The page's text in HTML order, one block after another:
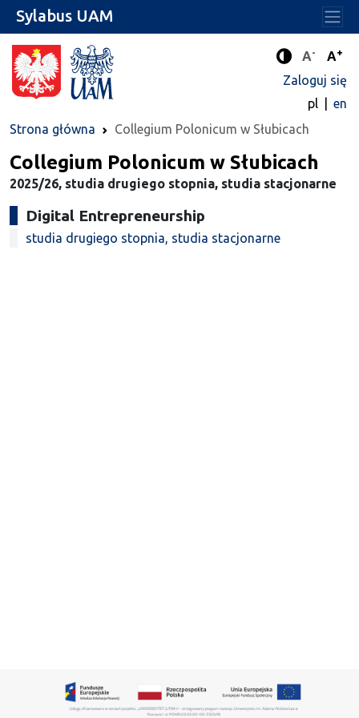
Tryb
A- A+
Zaloguj się
pl
en
Strona główna
Collegium Polonicum w Słubicach
Sylabus UAM
Collegium Polonicum w Słubicach
2025/26, studia drugiego stopnia, studia stacjonarne
Digital Entrepreneurship
studia drugiego stopnia, studia stacjonarne